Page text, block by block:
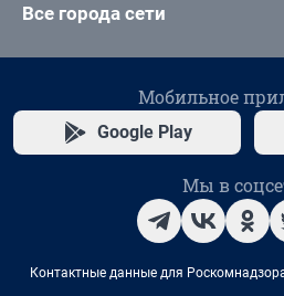
Все города сети
Мобильное
Google Play
Мы в
Контактные данные для